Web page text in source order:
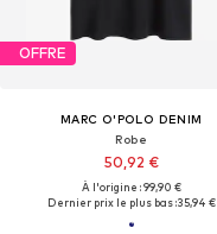
OFFRE
MARC O'POLO DENIM
Robe
50,92 €
À l'origine : 99,90 €
Dernier prix le plus bas :35,94 €